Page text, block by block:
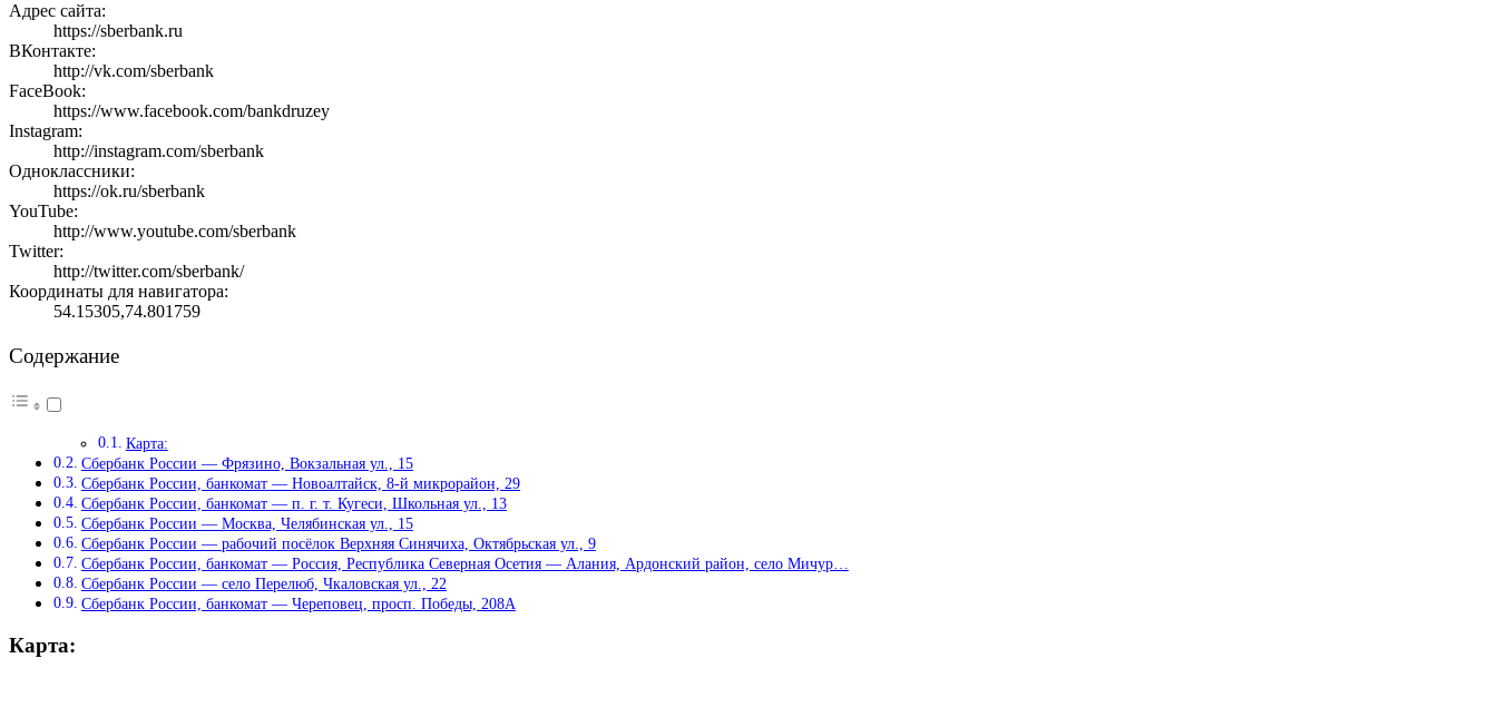
Адрес сайта:
https://sberbank.ru
ВКонтакте:
http://vk.com/sberbank
FaceBook:
https://www.facebook.com/bankdruzey
Instagram:
http://instagram.com/sberbank
Одноклассники:
https://ok.ru/sberbank
YouTube:
http://www.youtube.com/sberbank
Twitter:
http://twitter.com/sberbank/
Координаты для навигатора:
54.15305,74.801759
Содержание
Карта:
Сбербанк России — Фрязино, Вокзальная ул., 15
Сбербанк России, банкомат — Новоалтайск, 8-й микрорайон, 29
Сбербанк России, банкомат — п. г. т. Кугеси, Школьная ул., 13
Сбербанк России — Москва, Челябинская ул., 15
Сбербанк России — рабочий посёлок Верхняя Синячиха, Октябрьская ул., 9
Сбербанк России, банкомат — Россия, Республика Северная Осетия — Алания, Ардонский район, село Мичур…
Сбербанк России — село Перелюб, Чкаловская ул., 22
Сбербанк России, банкомат — Череповец, просп. Победы, 208А
Карта: